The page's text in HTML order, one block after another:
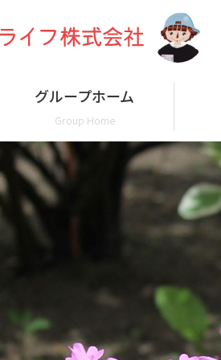
グループホーム
Group Home